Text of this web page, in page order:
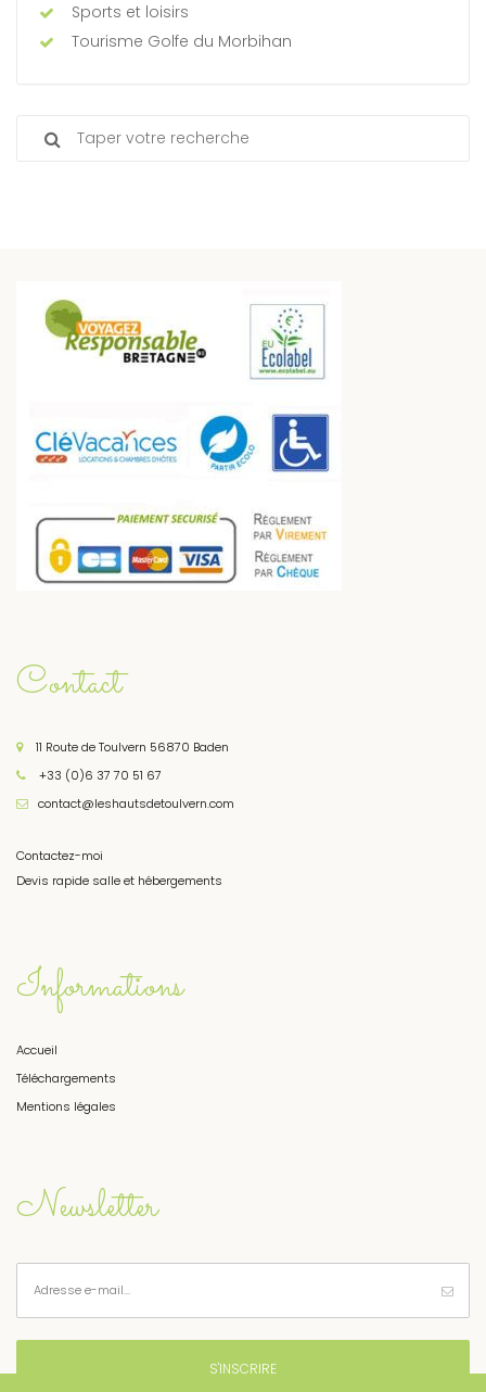
Sports et loisirs
Tourisme Golfe du Morbihan
Search
for:
Contact
11 Route de Toulvern 56870 Baden
+33 (0)6 37 70 51 67
contact@leshautsdetoulvern.com
Contactez-moi
Devis rapide salle et hébergements
Informations
Accueil
Téléchargements
Mentions légales
Newsletter